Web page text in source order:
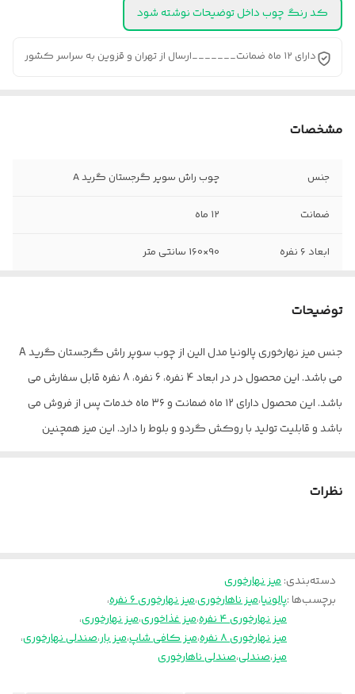
کد رنگ چوب داخل توضیحات نوشته شود
دارای ۱۲ ماه ضمانت_______ارسال از تهران و قزوین به سراسر کشور
مشخصات
جنس چوب راش سوپر گرجستان گرید A
ضمانت ۱۲ ماه
ابعاد 6 نفره 90×160 سانتی متر
خدمات پس از
۳۶ ماه
توضیحات
جنس میز نهارخوری پالونیا مدل الین از چوب سوپر راش گرجستان گرید A
می باشد. این محصول در در ابعاد 4 نفره، 6 نفره، 8 نفره قابل سفارش می
باشد. این محصول دارای ۱۲ ماه ضمانت و ۳۶ ماه خدمات پس از فروش می
باشد و قابلیت تولید با روکش گردو و بلوط را دارد. این میز همچنین
کد رنگ چوب مدنظر را از داخل عکس سمپل چوب موجود در عکس ها
انتخاب و داخل توضیحات برای ما بنویسید.
پالونیا برای خانه، برای محل کار
ارسال از تهران و قزوین به سراسر کشور
نظرات
دسته‌بندی:میز نهارخوری
برچسب‌ها :پالونیا،میز ناهارخوری،میز نهارخوری ۶ نفره
،
میز نهارخوری ۴ نفره
،میز غذاخوری،میز نهارخوری،
میز نهارخوری ۸ نفره
،میز کافی شاپ،میز بار،صندلی نهارخوری،
میز،صندلی،صندلی ناهارخوری